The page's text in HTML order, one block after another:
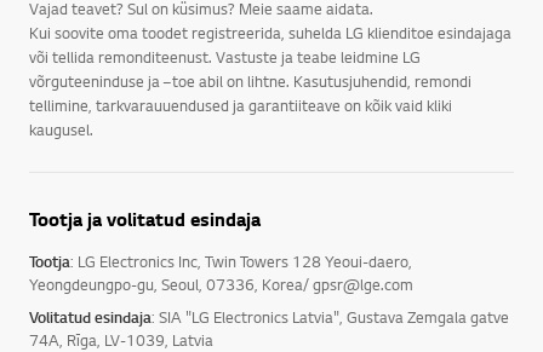
Vajad teavet? Sul on küsimus? Meie saame aidata.
Kui soovite oma toodet registreerida, suhelda LG klienditoe esindajaga
või tellida remonditeenust. Vastuste ja teabe leidmine LG
võrguteeninduse ja –toe abil on lihtne. Kasutusjuhendid, remondi
tellimine, tarkvarauuendused ja garantiiteave on kõik vaid kliki
kaugusel.
Tootja ja volitatud esindaja
Tootja: LG Electronics Inc, Twin Towers 128 Yeoui-daero,
Yeongdeungpo-gu, Seoul, 07336, Korea/ gpsr@lge.com
Volitatud esindaja: SIA "LG Electronics Latvia", Gustava Zemgala gatve
74A, Rīga, LV-1039, Latvia